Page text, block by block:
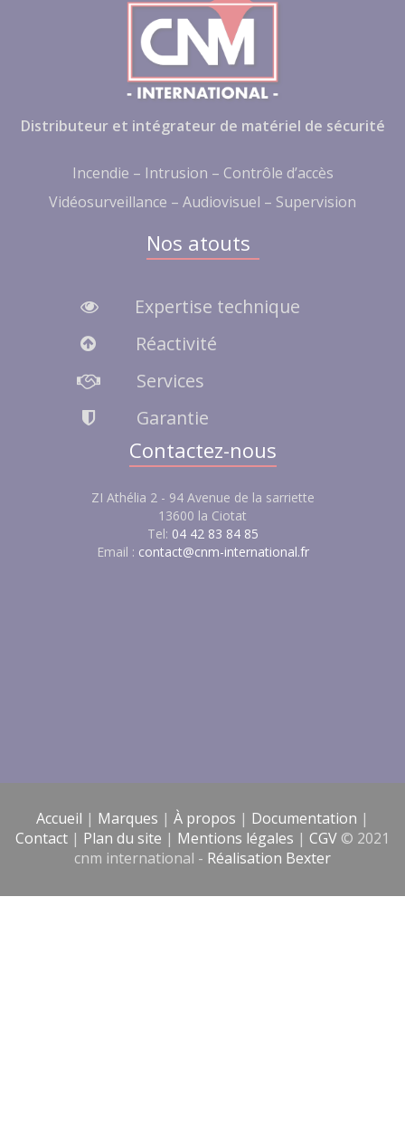
Distributeur et intégrateur de matériel de sécurité
Incendie – Intrusion – Contrôle d’accès
Vidéosurveillance – Audiovisuel – Supervision
Nos atouts
Expertise technique
Réactivité
Services
Garantie
Contactez-nous
ZI Athélia 2 - 94 Avenue de la sarriette
13600 la Ciotat
Tel: 04 42 83 84 85
Email : contact@cnm-international.fr
Accueil | Marques | À propos | Documentation |
Contact | Plan du site | Mentions légales | CGV © 2021
cnm international - Réalisation Bexter